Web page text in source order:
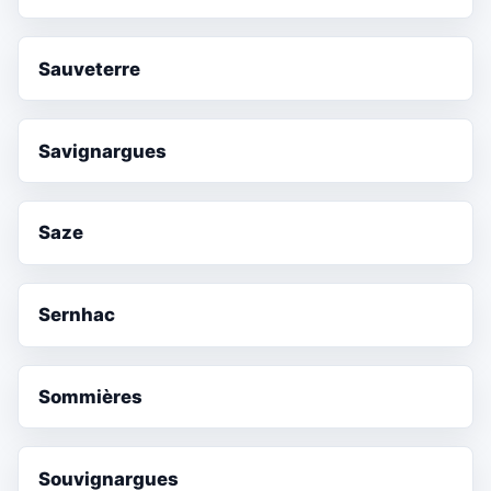
Sauveterre
Savignargues
Saze
Sernhac
Sommières
Souvignargues